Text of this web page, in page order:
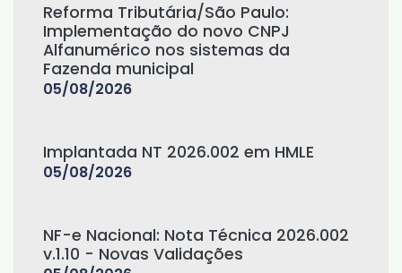
Reforma Tributária/São Paulo:
Implementação do novo CNPJ
Alfanumérico nos sistemas da
Fazenda municipal
05/08/2026
Implantada NT 2026.002 em HMLE
05/08/2026
NF-e Nacional: Nota Técnica 2026.002
v.1.10 - Novas Validações